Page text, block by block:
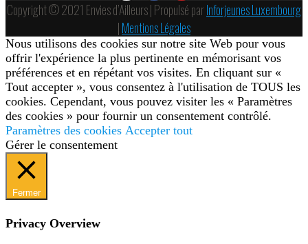
Copyright © 2021 Envies d’Ailleurs | Propulsé parInforjeunes Luxembourg
|Mentions Légales
Nous utilisons des cookies sur notre site Web pour vous
offrir l'expérience la plus pertinente en mémorisant vos
préférences et en répétant vos visites. En cliquant sur «
Tout accepter », vous consentez à l'utilisation de TOUS les
cookies. Cependant, vous pouvez visiter les « Paramètres
des cookies » pour fournir un consentement contrôlé.
Paramètres des cookies Accepter tout
Gérer le consentement
Fermer
Privacy Overview